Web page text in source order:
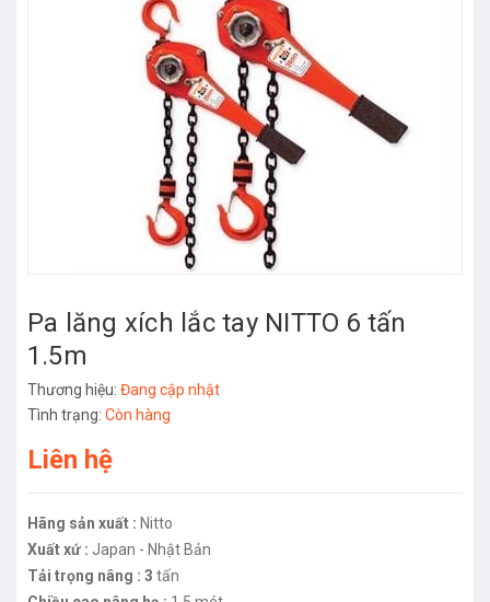
Pa lăng xích lắc tay NITTO 6 tấn
1.5m
Thương hiệu: Đang cập nhật
Tình trạng: Còn hàng
Liên hệ
Hãng sản xuất : Nitto
Xuất xứ : Japan - Nhật Bản
Tải trọng nâng : 3 tấn